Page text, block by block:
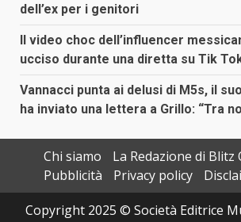
dell’ex per i genitori
Il video choc dell’influencer
ucciso durante una diretta su Tik
Vannacci punta ai delusi di M5s, il
ha inviato una lettera a Grillo: “Tra
Chi siamo
La Redazione di Blitz
Pubblicità
Privacy policy
Copyright 2025 © Società Editrice